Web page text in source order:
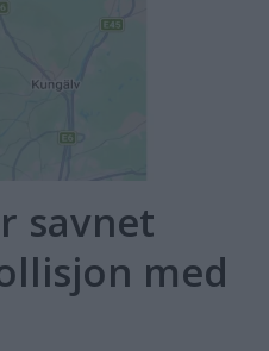
savnet
med